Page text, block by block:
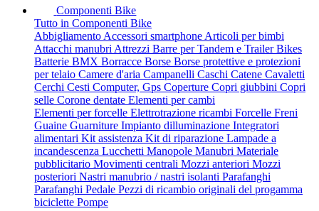
Componenti Bike
Tutto in Componenti Bike
Abbigliamento Accessori smartphone Articoli per bimbi
Attacchi manubri Attrezzi Barre per Tandem e Trailer Bikes
Batterie BMX Borracce Borse Borse protettive e protezioni
per telaio Camere d'aria Campanelli Caschi Catene Cavaletti
Cerchi Cesti Computer, Gps Coperture Copri giubbini Copri
selle Corone dentate Elementi per cambi
Elementi per forcelle Elettrotrazione ricambi Forcelle Freni
Guaine Guarniture Impianto dilluminazione Integratori
alimentari Kit assistenza Kit di riparazione Lampade a
incandescenza Lucchetti Manopole Manubri Materiale
pubblicitario Movimenti centrali Mozzi anteriori Mozzi
posteriori Nastri manubrio / nastri isolanti Parafanghi
Parafanghi Pedale Pezzi di ricambio originali del progamma
biciclette Pompe